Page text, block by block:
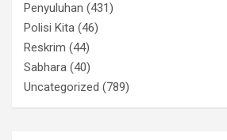
Penyuluhan (431)
Polisi Kita (46)
Reskrim (44)
Sabhara (40)
Uncategorized (789)